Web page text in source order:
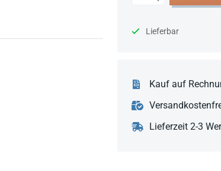
Lieferbar
Kauf auf
Lieferzeit 2-3